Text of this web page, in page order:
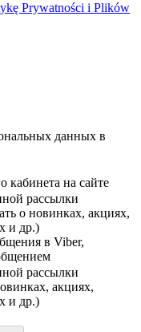
Prywatności i Plików
данных в
кабинета на сайте
рассылки
о новинках, акциях,
и др.)
в Viber,
рассылки
акциях,
и др.)